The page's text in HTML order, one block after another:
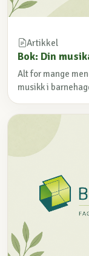
Artikkel
Bok: Din
Alt for mange
musikk i